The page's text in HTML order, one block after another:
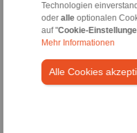
Technologien
oder alleoptionalen
auf "Cookie-
Mehr Informationen
Alle Cookies
Produkte
Übersicht
Freiläufe
Bremsen